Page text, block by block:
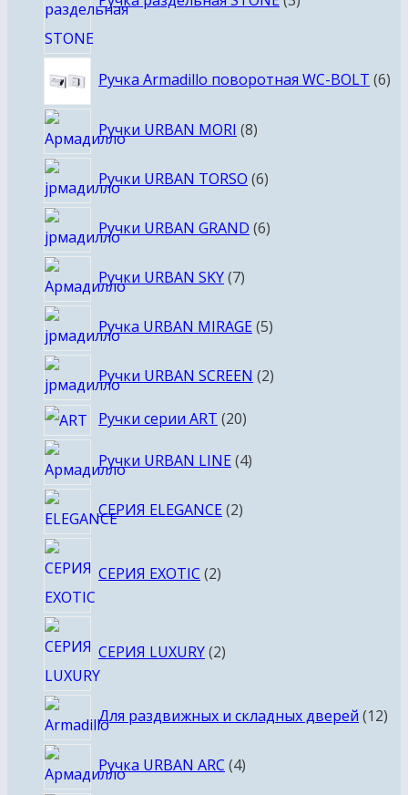
Ручка Armadillo поворотная WC-BOLT 66
Ручки URBAN MORI 88
Ручки URBAN TORSO 66
Ручки URBAN GRAND 66
Ручки URBAN SKY 77
Ручка URBAN MIRAGE 55
Ручки URBAN SCREEN 22
Ручки серии ART 2020
Ручки URBAN LINE 44
СЕРИЯ ELEGANCE 22
СЕРИЯ EXOTIC 2товара
СЕРИЯ LUXURY 2товара
Для раздвижных и складных дверей 1212
Ручка URBAN ARC 44